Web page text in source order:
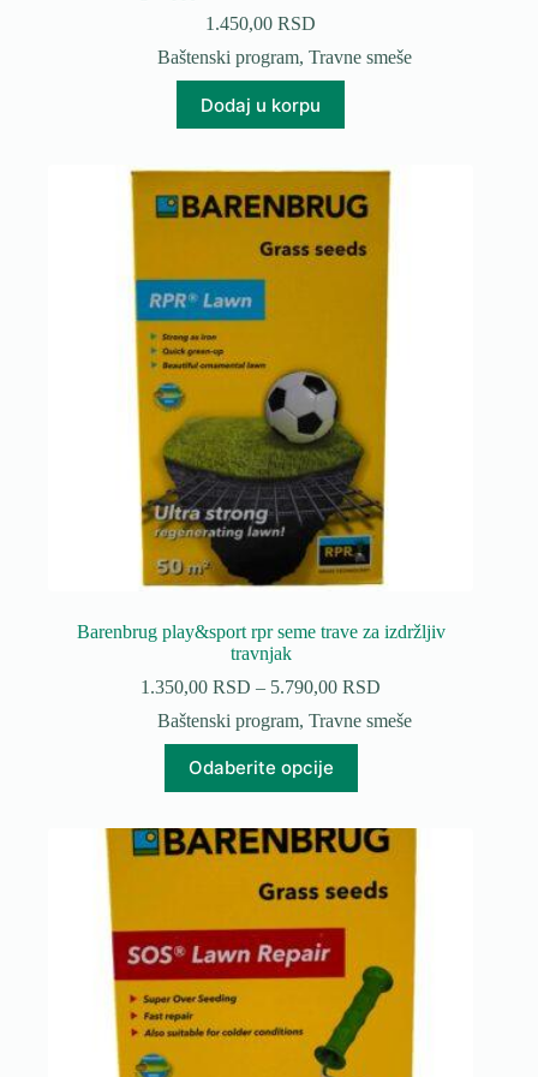
1.450,00RSD
Baštenski program,Travne smeše
Dodaj u korpu
Barenbrug play&sport rpr seme trave za izdržljiv
travnjak
1.350,00RSD – 5.790,00RSD
od
Baštenski program,Travne smeše
Odaberite opcije
proizvod
ima
varijanti.
Opcije
mogu
biti
izabrane
na
stranici